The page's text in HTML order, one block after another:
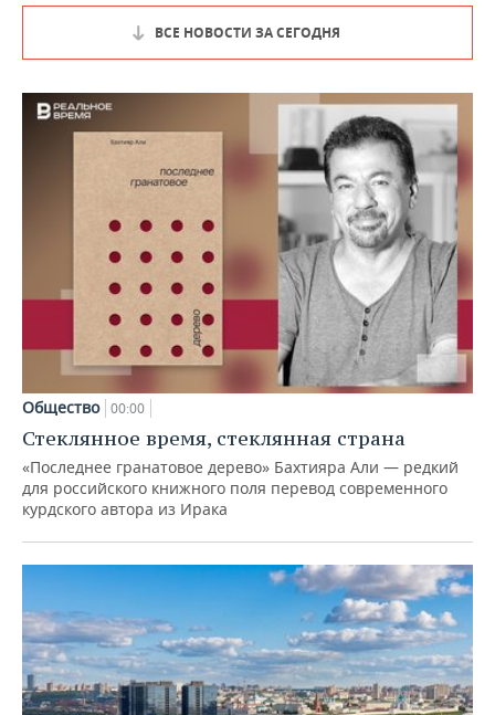
ВСЕ НОВОСТИ ЗА СЕГОДНЯ
Общество 00:00
Стеклянное время, стеклянная страна
«Последнее гранатовое дерево» Бахтияра Али — редкий
для российского книжного поля перевод современного
курдского автора из Ирака